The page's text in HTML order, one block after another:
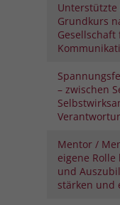
Unterstützte
Grundkurs
– zwischen
Mentor /
eigene
und
stärken und